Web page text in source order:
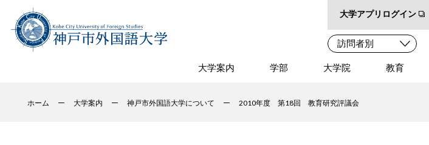
大学アプリログイン
大学案内 学部 大学院 教育
ホーム 大学案内 神戸市外国語大学について 2010年度 第18回 教育研究評議会